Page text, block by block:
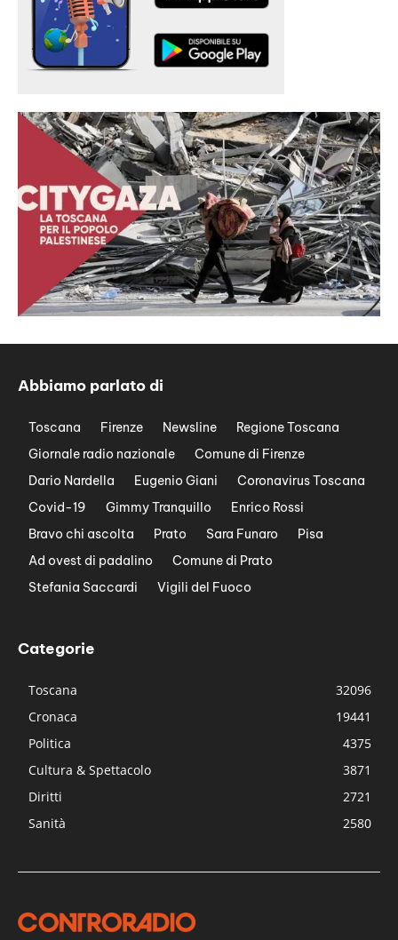
Abbiamo parlato di
Toscana Firenze Newsline
Regione Toscana
Giornale radio nazionale
Comune di Firenze
Dario Nardella
Eugenio Giani
Coronavirus Toscana
Covid-19
Gimmy Tranquillo
Enrico Rossi
Bravo chi ascolta
Prato Sara Funaro
Pisa
Ad ovest di padalino
Comune di Prato
Stefania Saccardi
Vigili del Fuoco
Categorie
Toscana
32096
Cronaca
19441
Politica
4375
Cultura & Spettacolo
3871
Diritti
2721
Sanità
2580